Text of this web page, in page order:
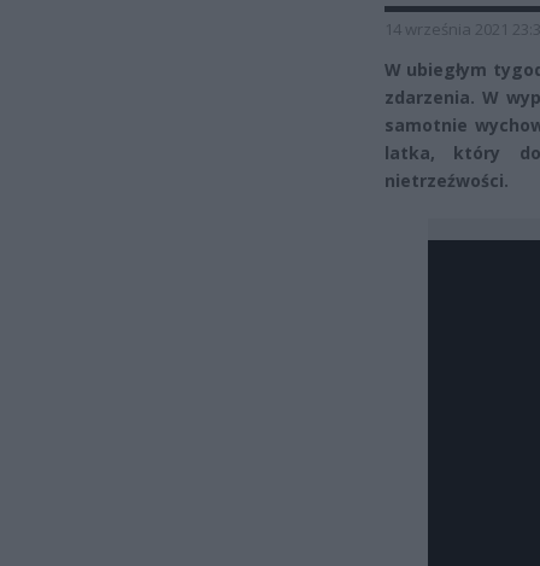
14 września 2021
W ubiegłym
zdarzenia. W
samotnie
latka, który
nietrzeźwości.